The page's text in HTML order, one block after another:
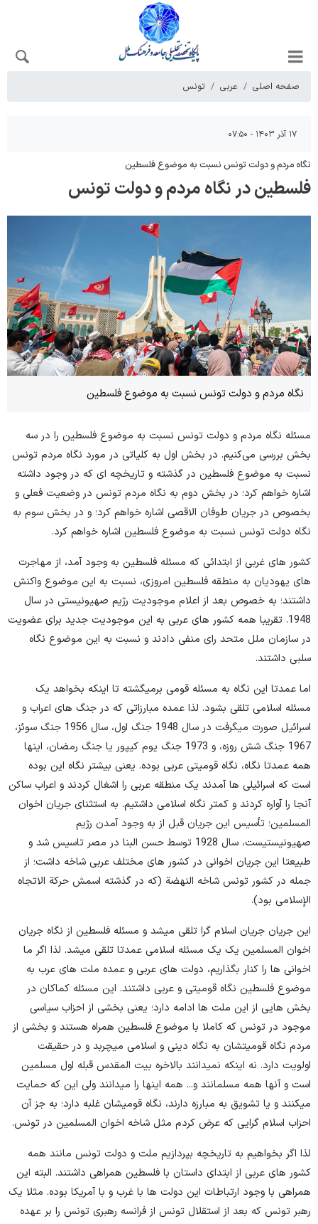
صفحه اصلی عربی تونس
۱۷ آذر ۱۴۰۳ - ۰۷:۵۰
نگاه مردم و دولت تونس نسبت به موضوع فلسطین
فلسطین در نگاه مردم و دولت تونس
نگاه مردم و دولت تونس نسبت به موضوع فلسطین
مسئله نگاه مردم و دولت تونس نسبت به موضوع فلسطین را در سه
بخش بررسی می‌کنیم. در بخش اول به کلیاتی در مورد نگاه مردم تونس
نسبت به موضوع فلسطین در گذشته و تاریخچه ای که در وجود داشته
اشاره خواهم کرد؛ در بخش دوم به نگاه مردم تونس در وضعیت فعلی و
بخصوص در جریان طوفان الاقصی اشاره خواهم کرد؛ و در بخش سوم به
نگاه دولت تونس نسبت به موضوع فلسطین اشاره خواهم کرد.
کشور های غربی از ابتدائی که مسئله فلسطین به وجود آمد، از مهاجرت
های یهودیان به منطقه فلسطین امروزی، نسبت به این موضوع واکنش
داشتند؛ به خصوص بعد از اعلام موجودیت رژیم صهیونیستی در سال
1948. تقریبا همه کشور های عربی به این موجودیت جدید برای عضویت
در سازمان ملل متحد رای منفی دادند و نسبت به این موضوع نگاه
سلبی داشتند.
اما عمدتا این نگاه به مسئله قومی برمیگشته تا اینکه بخواهد یک
مسئله اسلامی تلقی بشود. لذا عمده مبارزاتی که در جنگ های اعراب و
اسرائیل صورت میگرفت در سال 1948 جنگ اول، سال 1956 جنگ سوئز،
1967 جنگ شش روزه، و 1973 جنگ یوم کیپور یا جنگ رمضان، اینها
همه عمدتا نگاه، نگاه قومیتی عربی بوده. یعنی بیشتر نگاه این بوده
است که اسرائیلی ها آمدند یک منطقه عربی را اشغال کردند و اعراب ساکن
آنجا را آواره کردند و کمتر نگاه اسلامی داشتیم. به استثنای جریان اخوان
المسلمین؛ تأسیس این جریان قبل از به وجود آمدن رژیم
صهیونیستیست، سال 1928 توسط حسن البنا در مصر تاسیس شد و
طبیعتا این جریان اخوانی در کشور های مختلف عربی شاخه داشت؛ از
جمله در کشور تونس شاخه النهضة (که در گذشته اسمش حرکة الاتجاه
الإسلامی بود).
این جریان جریان اسلام گرا تلقی میشد و مسئله فلسطین از نگاه جریان
اخوان المسلمین یک یک مسئله اسلامی عمدتا تلقی میشد. لذا اگر ما
اخوانی ها را کنار بگذاریم، دولت های عربی و عمده ملت های عرب به
موضوع فلسطین نگاه قومیتی و عربی داشتند. این مسئله کماکان در
بخش هایی از این ملت ها ادامه دارد؛ یعنی بخشی از احزاب سیاسی
موجود در تونس که کاملا با موضوع فلسطین همراه هستند و بخشی از
مردم نگاه قومیتشان به نگاه دینی و اسلامی میچربد و در حقیقت
اولویت دارد. نه اینکه نمیدانند بالاخره بیت المقدس قبله اول مسلمین
است و آنها همه مسلمانند و... همه اینها را میدانند ولی این که حمایت
میکنند و یا تشویق به مبارزه دارند، نگاه قومیشان غلبه دارد؛ به جز آن
احزاب اسلام گرایی که عرض کردم مثل شاخه اخوان المسلمین در تونس.
لذا اگر بخواهیم به تاریخچه بپردازیم ملت و دولت تونس مانند همه
کشور های عربی از ابتدای داستان با فلسطین همراهی داشتند. البته این
همراهی با وجود ارتباطات این دولت ها با غرب و با آمریکا بوده. مثلا یک
رهبر تونس که بعد از استقلال تونس از فرانسه رهبری تونس را بر عهده